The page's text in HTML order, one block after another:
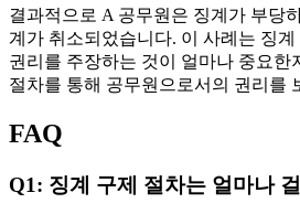
결과적으로 A 공무원은 징계가 부당
계가 취소되었습니다. 이 사례는 징계
권리를 주장하는 것이 얼마나 중요한
절차를 통해 공무원으로서의 권리를
FAQ
Q1: 징계 구제 절차는 얼마나